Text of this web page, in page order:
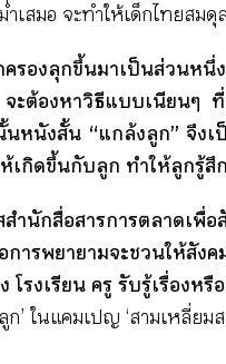
เสมอ จะทำให้เด็กไทยสมดุ
ครองลุกขึ้นมาเป็นส่วนหนึ่
ะต้องหาวิธีแบบเนียนๆ
หนังสั้น “แกล้งลูก” จึงเ
เกิดขึ้นกับลูก ทำให้ลูกรู้สึ
สำนักสื่อสารการตลาดเพื่อ
ารพยายามจะชวนให้สัง
โรงเรียน ครู รับรู้เรื่องห
ก’ ในแคมเปญ ‘สามเหลี่ยม